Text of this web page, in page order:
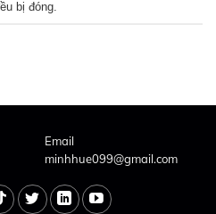
bị đóng.
Email
minhhue099@gmail.com